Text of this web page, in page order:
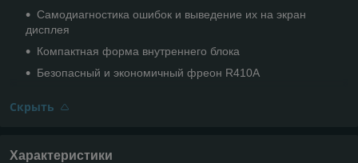
Самодиагностика ошибок и выведение их на экран
дисплея
Компактная форма внутреннего блока
Безопасный и экономичный фреон R410A
Скрыть
Характеристики